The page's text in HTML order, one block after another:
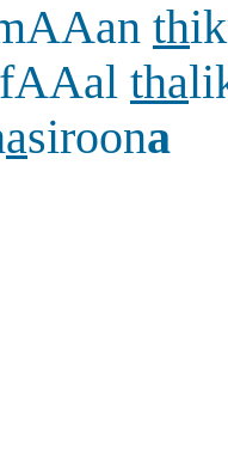
th
tha
asiroona